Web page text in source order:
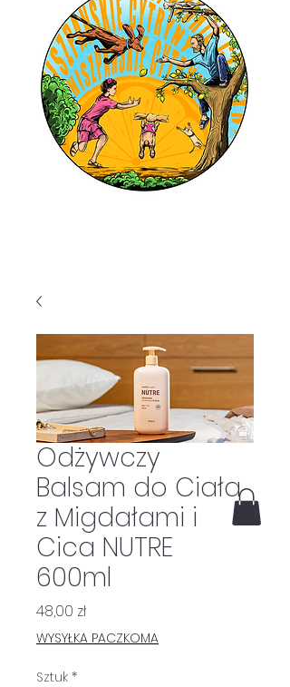
Odżywczy
Balsam do Ciała
z Migdałami i
Cica NUTRE
600ml
48,00 złCena
WYSYŁKA PACZKOMA
Sztuk *